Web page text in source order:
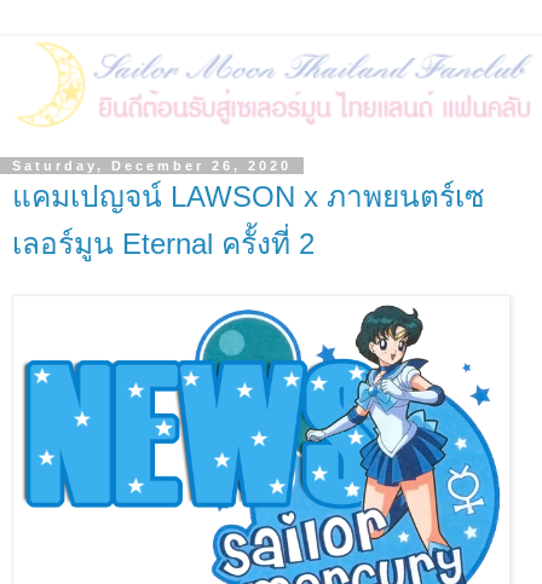
Saturday, December 26, 2020
แคมเปญจน์ LAWSON x ภาพยนตร์เซ
เลอร์มูน Eternal ครั้งที่ 2